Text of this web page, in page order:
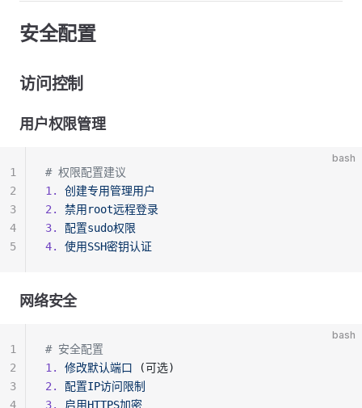
安全配置
访问控制
用户权限管理
bash
# 权限配置建议
1.
创建专用管理用户
2.
禁用root远程登录
3.
配置sudo权限
4.
使用SSH密钥认证
1
2
3
4
5
网络安全
bash
# 安全配置
1.
修改默认端口 (可选)
2.
配置IP访问限制
3.
启用HTTPS加密
1
2
3
4